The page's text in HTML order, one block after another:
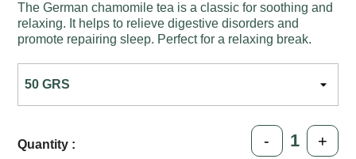
The German chamomile tea is a classic for soothing and
relaxing. It helps to relieve digestive disorders and
promote repairing sleep. Perfect for a relaxing break.
Quantity : - +